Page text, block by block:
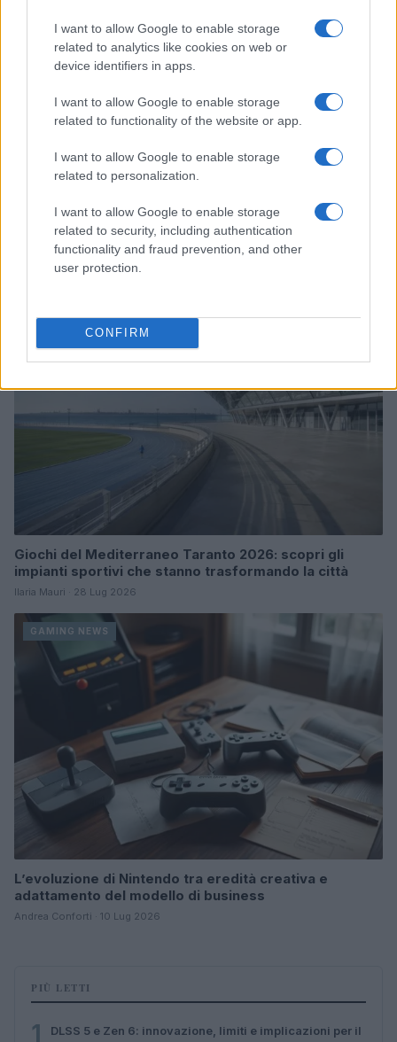
I want to allow Google to enable storage
related to analytics like cookies on web or
device identifiers in apps.
I want to allow Google to enable storage
related to functionality of the website or app.
I want to allow Google to enable storage
related to personalization.
I want to allow Google to enable storage
related to security, including authentication
functionality and fraud prevention, and other
user protection.
CONFIRM
William, Kate e i principini in Scozia per i giochi del
Commonwealth: tutti i dettagli
Francesca Lombardi · 2 Ago 2026
Giochi del Mediterraneo Taranto 2026: scopri gli
impianti sportivi che stanno trasformando la città
Ilaria Mauri · 28 Lug 2026
GAMING NEWS
L’evoluzione di Nintendo tra eredità creativa e
adattamento del modello di business
Andrea Conforti · 10 Lug 2026
PIÙ LETTI
1
DLSS 5 e Zen 6: innovazione, limiti e implicazioni per il